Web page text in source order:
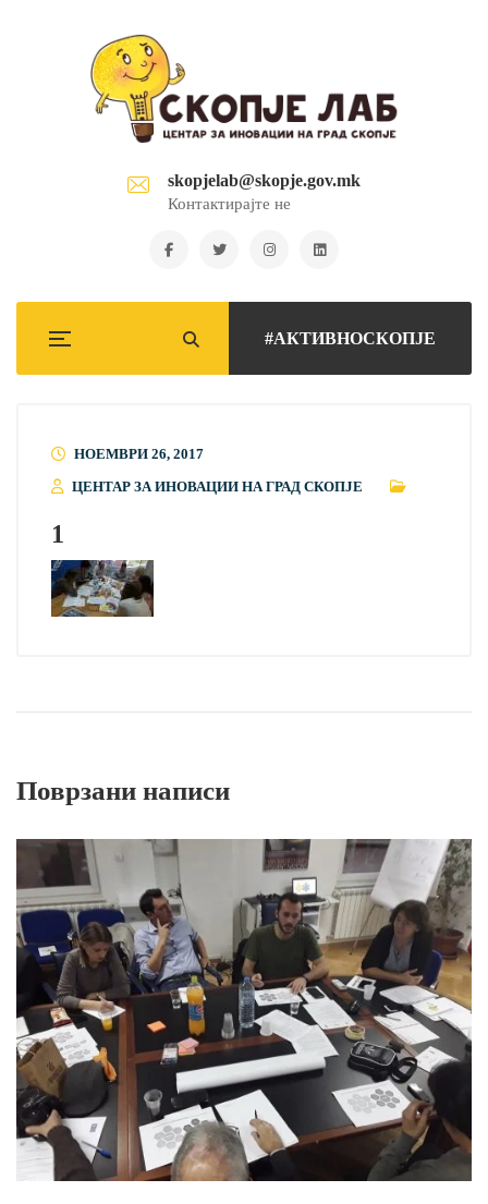
skopjelab@skopje.gov.mk
Контактирајте не
#АКТИВНОСКОПЈЕ
НОЕМВРИ 26, 2017
ЦЕНТАР ЗА ИНОВАЦИИ НА ГРАД СКОПЈЕ
1
Поврзани написи